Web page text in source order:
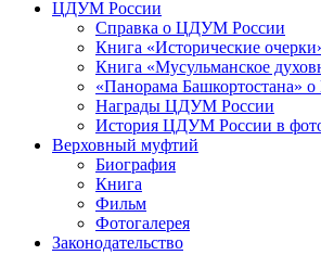
ЦДУМ России
Справка о ЦДУМ России
Книга «Исторические
Книга «Мусульманское
«Панорама Башкортостана»
Награды ЦДУМ России
История ЦДУМ России в
Верховный муфтий
Биография
Книга
Фильм
Фотогалерея
Законодательство